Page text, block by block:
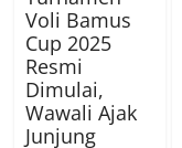
Voli Bamus
Cup 2025
Resmi
Dimulai,
Wawali Ajak
Junjung